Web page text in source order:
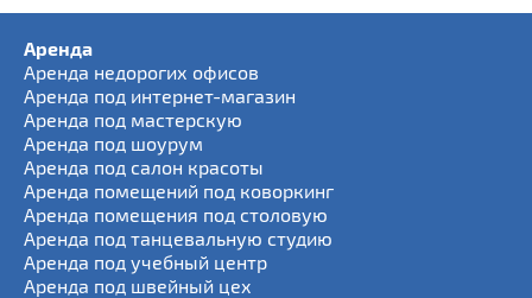
Аренда
Аренда недорогих офисов
Аренда под интернет-магазин
Аренда под мастерскую
Аренда под шоурум
Аренда под салон красоты
Аренда помещений под коворкинг
Аренда помещения под столовую
Аренда под танцевальную студию
Аренда под учебный центр
Аренда под швейный цех